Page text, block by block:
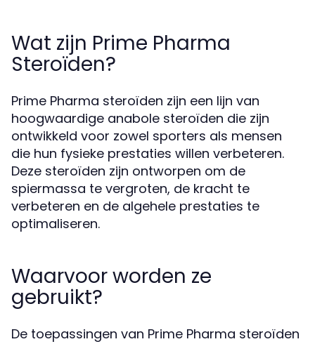
Wat zijn Prime Pharma
Steroïden?
Prime Pharma steroïden zijn een lijn van
hoogwaardige anabole steroïden die zijn
ontwikkeld voor zowel sporters als mensen
die hun fysieke prestaties willen verbeteren.
Deze steroïden zijn ontworpen om de
spiermassa te vergroten, de kracht te
verbeteren en de algehele prestaties te
optimaliseren.
Waarvoor worden ze
gebruikt?
De toepassingen van Prime Pharma steroïden